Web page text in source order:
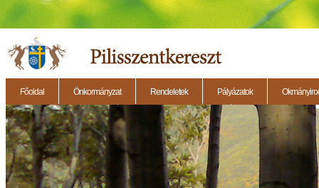
Főoldal Önkormányzat Rendeletek Pályázatok
2014.11.27. - Testületi ülés 2014.12.28. - Testületi ülés 2014.11.13. - Testületi